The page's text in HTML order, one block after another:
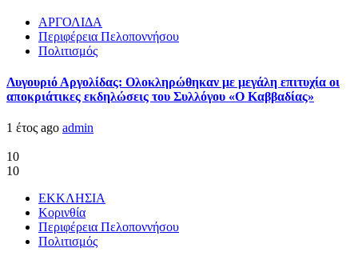
ΑΡΓΟΛΙΔΑ
Περιφέρεια Πελοποννήσου
Πολιτισμός
Λυγουριό Αργολίδας: Ολοκληρώθηκαν με μεγάλη επιτυχία οι
αποκριάτικες εκδηλώσεις του Συλλόγου «Ο Καββαδίας»
1 έτος ago admin
10
10
ΕΚΚΛΗΣΙΑ
Κορινθία
Περιφέρεια Πελοποννήσου
Πολιτισμός